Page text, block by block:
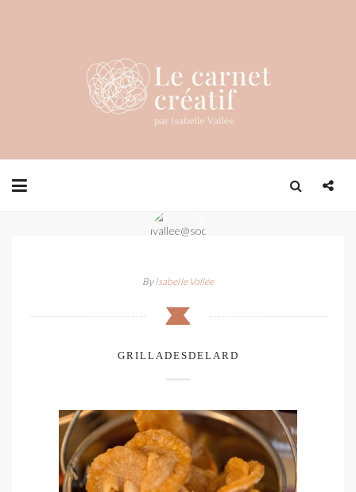
ByIsabelle Vallée
GRILLADESDELARD